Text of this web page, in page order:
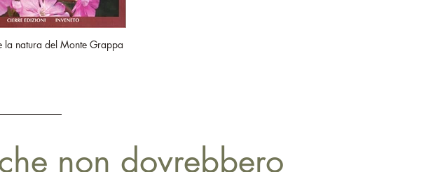
la natura del Monte Grappa
non dovrebbero